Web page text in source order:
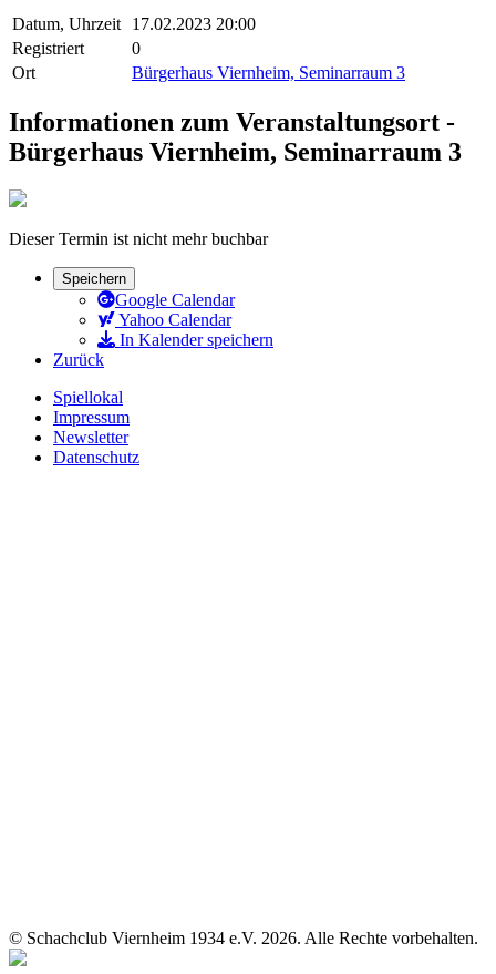
Datum, Uhrzeit
17.02.2023 20:00
Registriert
0
Ort
Bürgerhaus Viernheim, Seminarraum 3
Informationen zum Veranstaltungsort -
Bürgerhaus Viernheim, Seminarraum 3
Dieser Termin ist nicht mehr buchbar
Speichern
Google Calendar
Yahoo Calendar
In Kalender speichern
Zurück
Spiellokal
Impressum
Newsletter
Datenschutz
© Schachclub Viernheim 1934 e.V. 2026. Alle Rechte vorbehalten.